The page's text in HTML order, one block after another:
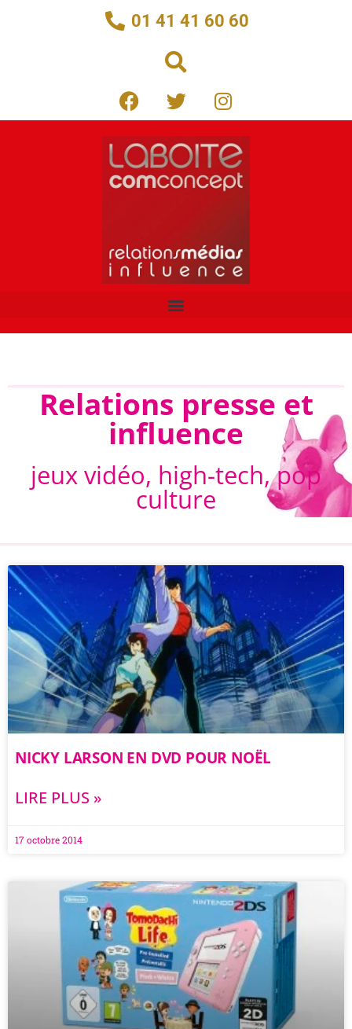
01 41 41 60 60
Relations presse et
influence
jeux vidéo, high-tech, pop
culture
NICKY LARSON EN DVD POUR NOËL
LIRE PLUS »
17 octobre 2014